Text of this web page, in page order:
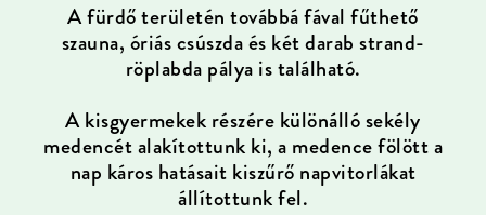
A fürdő területén továbbá fával fűthető
szauna, óriás csúszda és két darab strand-
röplabda pálya is található.
A kisgyermekek részére különálló sekély
medencét alakítottunk ki, a medence fölött a
nap káros hatásait kiszűrő napvitorlákat
állítottunk fel.